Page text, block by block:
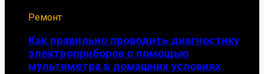
Ремонт
Как правильно проводить диагностику
электроприборов с помощью
мультиметра в домашних условиях